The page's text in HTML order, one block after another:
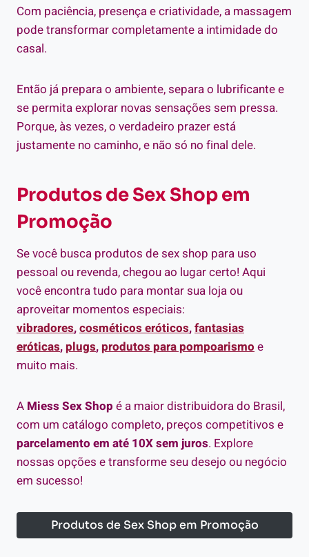
Com paciência, presença e criatividade, a massagem
pode transformar completamente a intimidade do
casal.
Então já prepara o ambiente, separa o lubrificante e
se permita explorar novas sensações sem pressa.
Porque, às vezes, o verdadeiro prazer está
justamente no caminho, e não só no final dele.
Produtos de Sex Shop em
Promoção
Se você busca produtos de sex shop para uso
pessoal ou revenda, chegou ao lugar certo! Aqui
você encontra tudo para montar sua loja ou
aproveitar momentos especiais:
vibradores,cosméticos eróticos,fantasias
eróticas,plugs,produtos para pompoarismo e
muito mais.
A Miess Sex Shop é a maior distribuidora do Brasil,
com um catálogo completo, preços competitivos e
parcelamento em até 10X sem juros. Explore
nossas opções e transforme seu desejo ou negócio
em sucesso!
Produtos de Sex Shop em Promoção